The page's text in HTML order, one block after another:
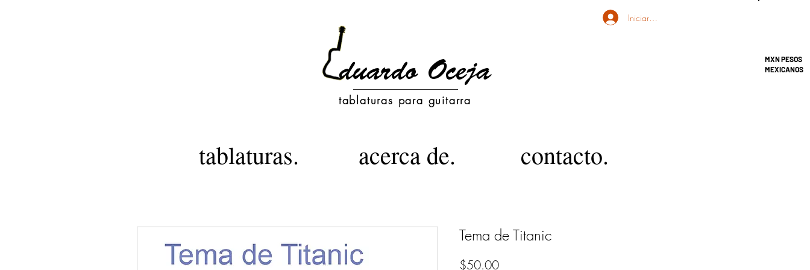
MXN PESOS
MEXICANOS
Iniciar sesión
tablaturas para guitarra
tablaturas. acerca de. contacto.
Tema de Titanic
$50.00Precio